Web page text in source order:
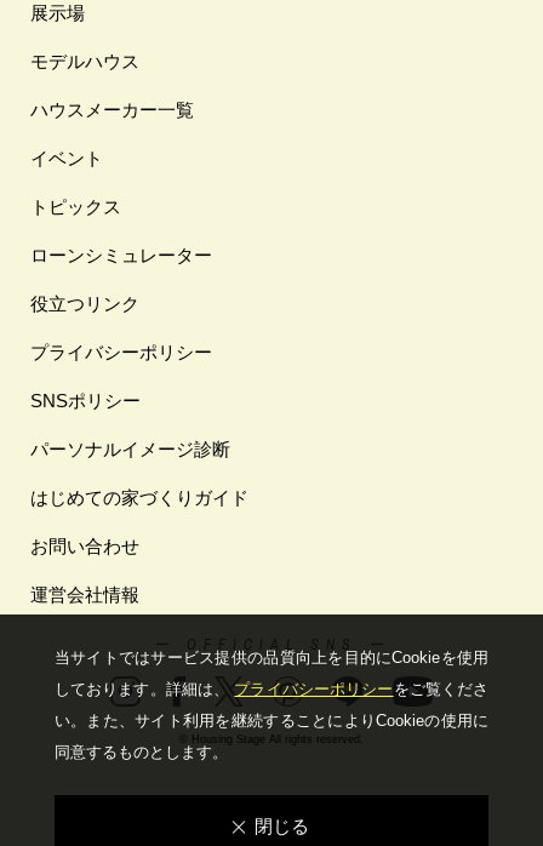
展示場
モデルハウス
ハウスメーカー一覧
イベント
トピックス
ローンシミュレーター
役立つリンク
プライバシーポリシー
SNSポリシー
パーソナルイメージ診断
はじめての家づくりガイド
お問い合わせ
運営会社情報
ー OFFICIAL SNS ー
© Housing Stage All rights reserved.
当サイトではサービス提供の品質向上を⽬的にCookieを使⽤
しております。詳細は、プライバシーポリシー をご覧くださ
い。
また、サイト利⽤を継続することによりCookieの使⽤に
同意するものとします。
閉じる